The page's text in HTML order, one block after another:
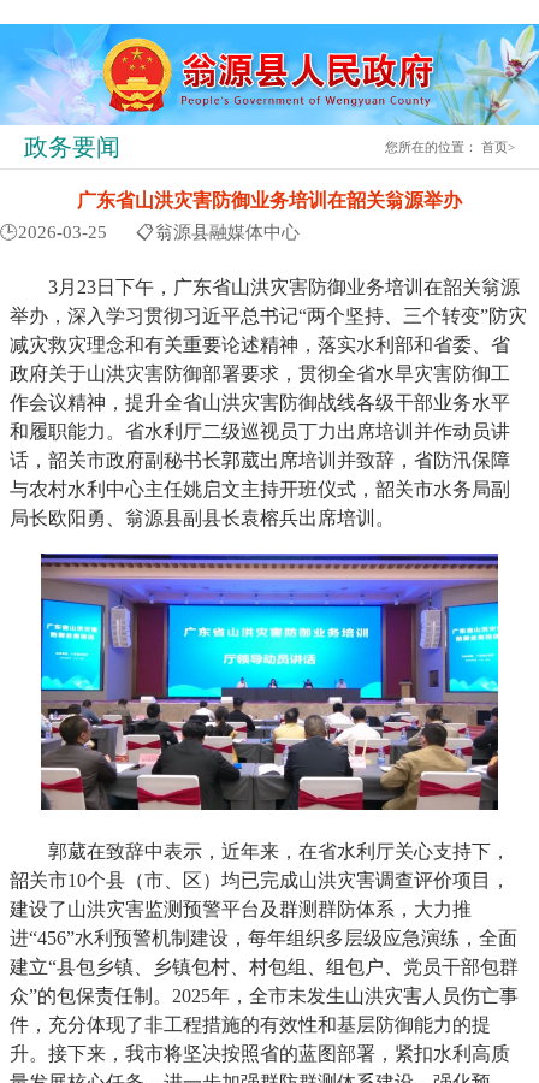
政务要闻 您所在的位置：首页>
广东省山洪灾害防御业务培训在韶关翁源举办
🕒2026-03-25 📋翁源县融媒体中心
3月23日下午，广东省山洪灾害防御业务培训在韶关翁源
举办，深入学习贯彻习近平总书记“两个坚持、三个转变”防灾
减灾救灾理念和有关重要论述精神，落实水利部和省委、省
政府关于山洪灾害防御部署要求，贯彻全省水旱灾害防御工
作会议精神，提升全省山洪灾害防御战线各级干部业务水平
和履职能力。省水利厅二级巡视员丁力出席培训并作动员讲
话，韶关市政府副秘书长郭葳出席培训并致辞，省防汛保障
与农村水利中心主任姚启文主持开班仪式，韶关市水务局副
局长欧阳勇、翁源县副县长袁榕兵出席培训。
郭葳在致辞中表示，近年来，在省水利厅关心支持下，
韶关市10个县（市、区）均已完成山洪灾害调查评价项目，
建设了山洪灾害监测预警平台及群测群防体系，大力推
进“456”水利预警机制建设，每年组织多层级应急演练，全面
建立“县包乡镇、乡镇包村、村包组、组包户、党员干部包群
众”的包保责任制。2025年，全市未发生山洪灾害人员伤亡事
件，充分体现了非工程措施的有效性和基层防御能力的提
升。接下来，我市将坚决按照省的蓝图部署，紧扣水利高质